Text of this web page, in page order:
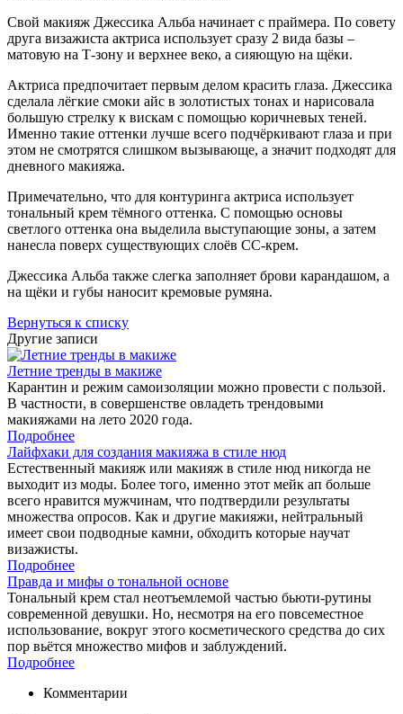
Свой макияж Джессика Альба начинает с праймера. По совету
друга визажиста актриса использует сразу 2 вида базы –
матовую на Т-зону и верхнее веко, а сияющую на щёки.
Актриса предпочитает первым делом красить глаза. Джессика
сделала лёгкие смоки айс в золотистых тонах и нарисовала
большую стрелку к вискам с помощью коричневых теней.
Именно такие оттенки лучше всего подчёркивают глаза и при
этом не смотрятся слишком вызывающе, а значит подходят для
дневного макияжа.
Примечательно, что для контуринга актриса использует
тональный крем тёмного оттенка. С помощью основы
светлого оттенка она выделила выступающие зоны, а затем
нанесла поверх существующих слоёв СС-крем.
Джессика Альба также слегка заполняет брови карандашом, а
на щёки и губы наносит кремовые румяна.
Вернуться к списку
Другие записи
Летние тренды в макиже
Карантин и режим самоизоляции можно провести с пользой.
В частности, в совершенстве овладеть трендовыми
макияжами на лето 2020 года.
Подробнее
Лайфхаки для создания макияжа в стиле нюд
Естественный макияж или макияж в стиле нюд никогда не
выходит из моды. Более того, именно этот мейк ап больше
всего нравится мужчинам, что подтвердили результаты
множества опросов. Как и другие макияжи, нейтральный
имеет свои подводные камни, обходить которые научат
визажисты.
Подробнее
Правда и мифы о тональной основе
Тональный крем стал неотъемлемой частью бьюти-рутины
современной девушки. Но, несмотря на его повсеместное
использование, вокруг этого косметического средства до сих
пор вьётся множество мифов и заблуждений.
Подробнее
Комментарии